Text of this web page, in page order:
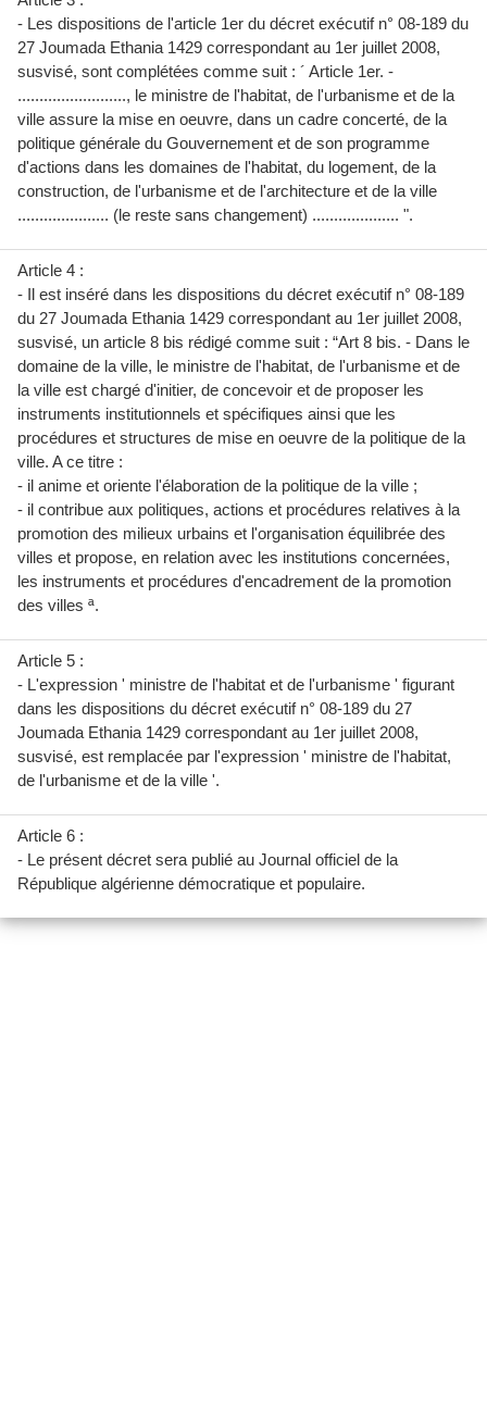
- Les dispositions de l'article 1er du décret exécutif n° 08-189 du
27 Joumada Ethania 1429 correspondant au 1er juillet 2008,
susvisé, sont complétées comme suit : ´ Article 1er. -
........................., le ministre de l'habitat, de l'urbanisme et de la
ville assure la mise en oeuvre, dans un cadre concerté, de la
politique générale du Gouvernement et de son programme
d'actions dans les domaines de l'habitat, du logement, de la
construction, de l'urbanisme et de l'architecture et de la ville
..................... (le reste sans changement) .................... ".
Article 4 :
- Il est inséré dans les dispositions du décret exécutif n° 08-189
du 27 Joumada Ethania 1429 correspondant au 1er juillet 2008,
susvisé, un article 8 bis rédigé comme suit : “Art 8 bis. - Dans le
domaine de la ville, le ministre de l'habitat, de l'urbanisme et de
la ville est chargé d'initier, de concevoir et de proposer les
instruments institutionnels et spécifiques ainsi que les
procédures et structures de mise en oeuvre de la politique de la
ville. A ce titre :
- il anime et oriente l'élaboration de la politique de la ville ;
- il contribue aux politiques, actions et procédures relatives à la
promotion des milieux urbains et l'organisation équilibrée des
villes et propose, en relation avec les institutions concernées,
les instruments et procédures d'encadrement de la promotion
des villes ª.
Article 5 :
- L'expression ' ministre de l'habitat et de l'urbanisme ' figurant
dans les dispositions du décret exécutif n° 08-189 du 27
Joumada Ethania 1429 correspondant au 1er juillet 2008,
susvisé, est remplacée par l'expression ' ministre de l'habitat,
de l'urbanisme et de la ville '.
Article 6 :
- Le présent décret sera publié au Journal officiel de la
République algérienne démocratique et populaire.